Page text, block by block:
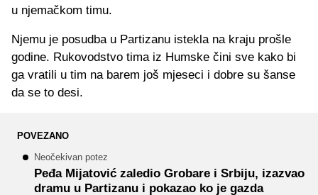
u njemačkom timu.
Njemu je posudba u Partizanu istekla na kraju prošle
godine. Rukovodstvo tima iz Humske čini sve kako bi
ga vratili u tim na barem još mjeseci i dobre su šanse
da se to desi.
POVEZANO
Neočekivan potez
Peđa Mijatović zaledio Grobare i Srbiju, izazvao
dramu u Partizanu i pokazao ko je gazda